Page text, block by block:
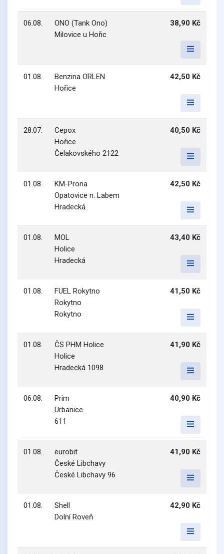
06.08.
ONO (Tank Ono)
Milovice u Hořic
38,90 Kč
01.08.
Benzina ORLEN
Hořice
42,50 Kč
28.07.
Cepox
Hořice
Čelakovského 2122
40,50 Kč
01.08.
KM-Prona
Opatovice n. Labem
Hradecká
42,50 Kč
01.08.
MOL
Holice
Hradecká
43,40 Kč
01.08.
FUEL Rokytno
Rokytno
Rokytno
41,50 Kč
01.08.
ČS PHM Holice
Holice
Hradecká 1098
41,90 Kč
06.08.
Prim
Urbanice
611
40,90 Kč
01.08.
eurobit
České Libchavy
České Libchavy 96
41,90 Kč
01.08.
Shell
Dolní Roveň
42,90 Kč